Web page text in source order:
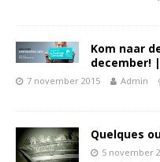
Kom naar
december!
7 november 2015 Admin
Quelques
5 november